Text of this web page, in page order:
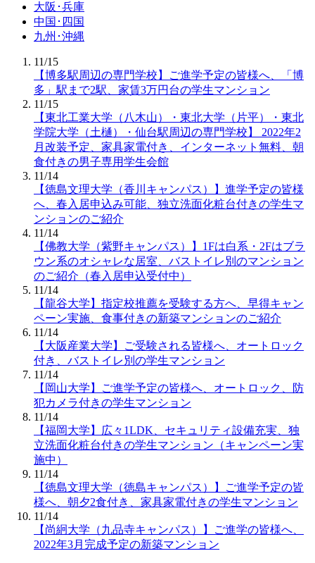
大阪･兵庫
中国･四国
九州･沖縄
11/15
【博多駅周辺の専門学校】ご進学予定の皆様へ、「博
多」駅まで2駅、家賃3万円台の学生マンション
11/15
【東北工業大学（八木山）・東北大学（片平）・東北
学院大学（土樋）・仙台駅周辺の専門学校】 2022年2
月改装予定、家具家電付き、インターネット無料、朝
食付きの男子専用学生会館
11/14
【徳島文理大学（香川キャンパス）】進学予定の皆様
へ、春入居申込み可能、独立洗面化粧台付きの学生マ
ンションのご紹介
11/14
【佛教大学（紫野キャンパス）】1Fは白系・2Fはブラ
ウン系のオシャレな居室、バストイレ別のマンション
のご紹介（春入居申込受付中）
11/14
【龍谷大学】指定校推薦を受験する方へ、早得キャン
ペーン実施、食事付きの新築マンションのご紹介
11/14
【大阪産業大学】ご受験される皆様へ、オートロック
付き、バストイレ別の学生マンション
11/14
【岡山大学】ご進学予定の皆様へ、オートロック、防
犯カメラ付きの学生マンション
11/14
【福岡大学】広々1LDK、セキュリティ設備充実、独
立洗面化粧台付きの学生マンション（キャンペーン実
施中）
11/14
【徳島文理大学（徳島キャンパス）】ご進学予定の皆
様へ、朝夕2食付き、家具家電付きの学生マンション
11/14
【尚絅大学（九品寺キャンパス）】ご進学の皆様へ、
2022年3月完成予定の新築マンション